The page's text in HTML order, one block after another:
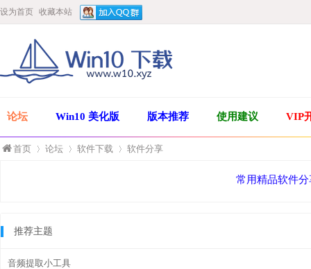
设为首页 收藏本站
论坛 Win10 美化版 版本推荐 使用建议 VIP
首页 论坛 软件下载 软件分享
常用精品软件
推荐主题
音频提取小工具